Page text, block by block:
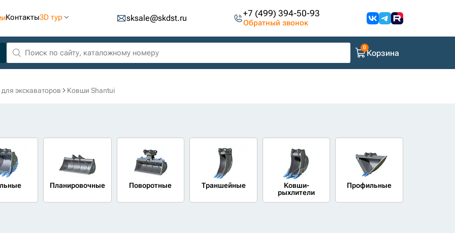
Контакты3D тур sksale@skdst.ru +7 (499) 394-50-93
Обратный звонок
Корзина
экскаваторов Ковши Shantui
Планировочные Поворотные Траншейные
Ковши-
рыхлители
Профильные